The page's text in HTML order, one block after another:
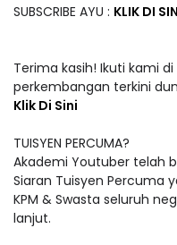
SUBSCRIBE AYU : KLIK DI
Terima kasih! Ikuti kami
perkembangan terkini
Klik Di Sini
TUISYEN PERCUMA?
Akademi Youtuber telah
Siaran Tuisyen Percuma
KPM & Swasta seluruh
lanjut.